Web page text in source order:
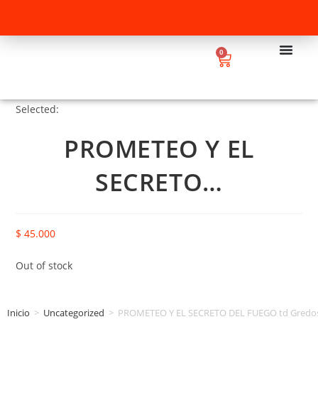
0
Selected:
PROMETEO Y EL
SECRETO…
$ 45.000
Out of stock
Inicio > Uncategorized > PROMETEO Y EL SECRETO DEL FUEGO td